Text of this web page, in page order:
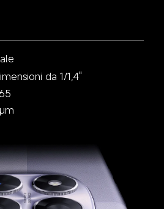
da 1/1,4"
ultra-grandangolare